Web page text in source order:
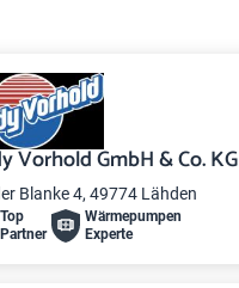
Vorhold GmbH & Co. KG
Blanke 4, 49774 Lähden
Top
Partner
Wärme­pumpen
Experte